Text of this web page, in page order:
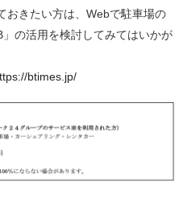
おきたい方は、Webで駐車場の
の活用を検討してみてはいかが
btimes.jp/